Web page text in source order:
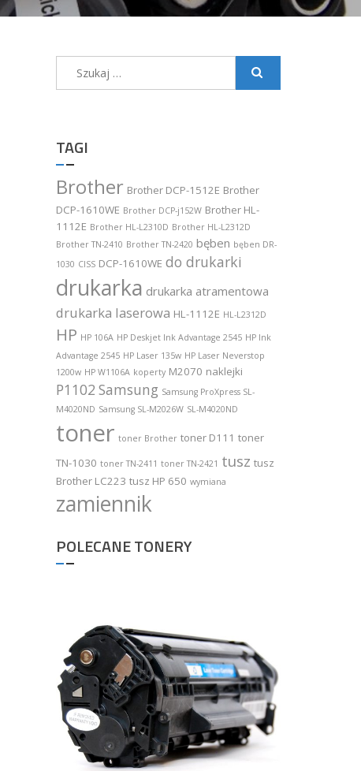
TAGI
Brother Brother DCP-1512E Brother
DCP-1610WE Brother DCP-j152W Brother HL-
1112E Brother HL-L2310D Brother HL-L2312D
Brother TN-2410 Brother TN-2420 bęben bęben DR-
1030 CISS DCP-1610WE do drukarki
drukarka drukarka atramentowa
drukarka laserowa HL-1112E HL-L2312D
HP HP 106A HP Deskjet Ink Advantage 2545 HP Ink
Advantage 2545 HP Laser 135w HP Laser Neverstop
1200w HP W1106A koperty M2070 naklejki
P1102 Samsung Samsung ProXpress SL-
M4020ND Samsung SL-M2026W SL-M4020ND
toner toner Brother toner D111 toner
TN-1030 toner TN-2411 toner TN-2421 tusz tusz
Brother LC223 tusz HP 650 wymiana
zamiennik
POLECANE TONERY